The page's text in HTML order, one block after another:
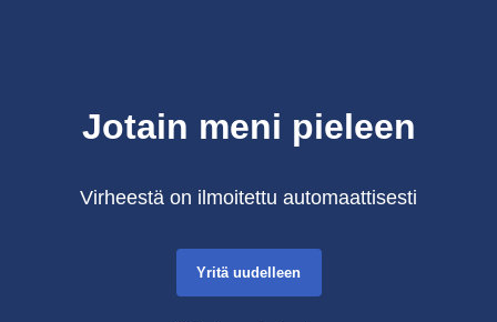
Jotain meni pieleen
Virheestä on ilmoitettu automaattisesti
Yritä uudelleen